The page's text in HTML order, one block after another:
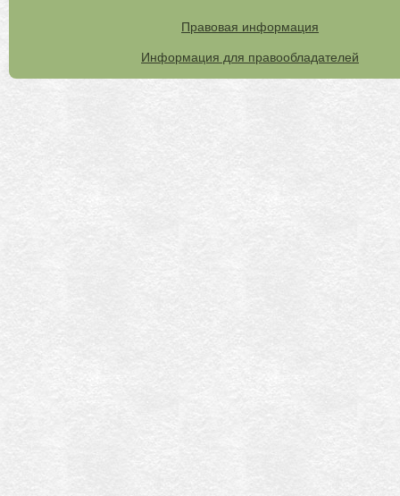
Правовая информация
Информация для правообладателей